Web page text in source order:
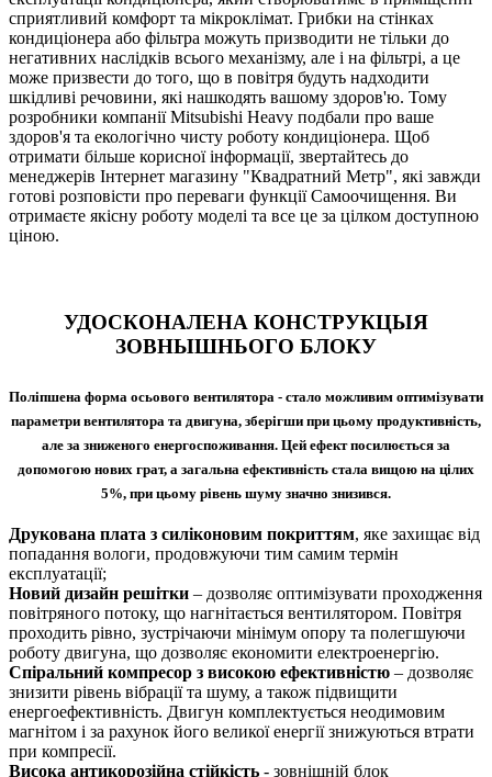
сприятливий комфорт та мікроклімат. Грибки на стінках
кондиціонера або фільтра можуть призводити не тільки до
негативних наслідків всього механізму, але і на фільтрі, а це
може призвести до того, що в повітря будуть надходити
шкідливі речовини, які нашкодять вашому здоров'ю. Тому
розробники компанії Mitsubishi Heavy подбали про ваше
здоров'я та екологічно чисту роботу кондиціонера. Щоб
отримати більше корисної інформації, звертайтесь до
менеджерів Інтернет магазину "Квадратний Метр", які завжди
готові розповісти про переваги функції Самоочищення. Ви
отримаєте якісну роботу моделі та все це за цілком доступною
ціною.
УДОСКОНАЛЕНА КОНСТРУКЦЫЯ
ЗОВНЫШНЬОГО БЛОКУ
Поліпшена форма осьового вентилятора - стало можливим оптимізувати
параметри вентилятора та двигуна, зберігши при цьому продуктивність,
але за зниженого енергоспоживання. Цей ефект посилюється за
допомогою нових грат, а загальна ефективність стала вищою на цілих
5%, при цьому рівень шуму значно знизився.
Друкована плата з силіконовим покриттям, яке захищає від
попадання вологи, продовжуючи тим самим термін
експлуатації;
Новий дизайн решітки – дозволяє оптимізувати проходження
повітряного потоку, що нагнітається вентилятором. Повітря
проходить рівно, зустрічаючи мінімум опору та полегшуючи
роботу двигуна, що дозволяє економити електроенергію.
Спіральний компресор з високою ефективністю – дозволяє
знизити рівень вібрації та шуму, а також підвищити
енергоефективність. Двигун комплектується неодимовим
магнітом і за рахунок його великої енергії знижуються втрати
при компресії.
Висока антикорозійна стійкість - зовнішній блок